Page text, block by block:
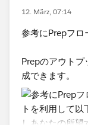
12. März, 07:14
参考にPrepフロ
Prepのアウト
成できます。